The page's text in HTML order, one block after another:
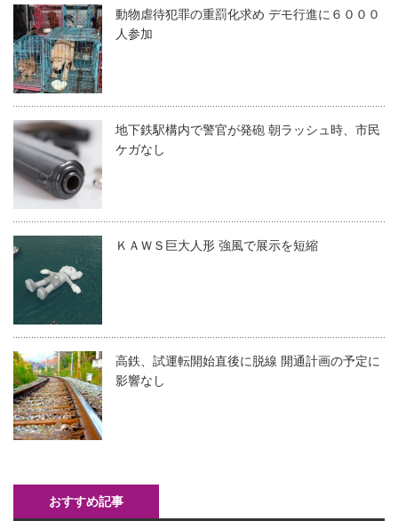
動物虐待犯罪の重罰化求め デモ行進に６０００
人参加
地下鉄駅構内で警官が発砲 朝ラッシュ時、市民
ケガなし
ＫＡＷＳ巨大人形 強風で展示を短縮
高鉄、試運転開始直後に脱線 開通計画の予定に
影響なし
おすすめ記事